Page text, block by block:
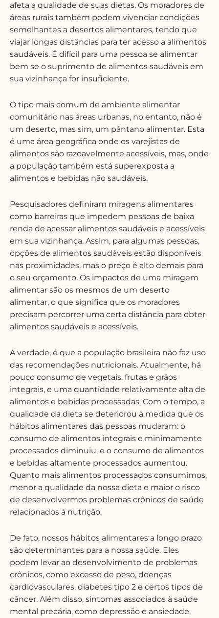
afeta a qualidade de suas dietas. Os moradores de
áreas rurais também podem vivenciar condições
semelhantes a desertos alimentares, tendo que
viajar longas distâncias para ter acesso a alimentos
saudáveis. É difícil para uma pessoa se alimentar
bem se o suprimento de alimentos saudáveis em
sua vizinhança for insuficiente.
O tipo mais comum de ambiente alimentar
comunitário nas áreas urbanas, no entanto, não é
um deserto, mas sim, um pântano alimentar. Esta
é uma área geográfica onde os varejistas de
alimentos são razoavelmente acessíveis, mas, onde
a população também está superexposta a
alimentos e bebidas não saudáveis.
Pesquisadores definiram miragens alimentares
como barreiras que impedem pessoas de baixa
renda de acessar alimentos saudáveis e acessíveis
em sua vizinhança. Assim, para algumas pessoas,
opções de alimentos saudáveis estão disponíveis
nas proximidades, mas o preço é alto demais para
o seu orçamento. Os impactos de uma miragem
alimentar são os mesmos de um deserto
alimentar, o que significa que os moradores
precisam percorrer uma certa distância para obter
alimentos saudáveis e acessíveis.
A verdade, é que a população brasileira não faz uso
das recomendações nutricionais. Atualmente, há
pouco consumo de vegetais, frutas e grãos
integrais, e uma quantidade relativamente alta de
alimentos e bebidas processadas. Com o tempo, a
qualidade da dieta se deteriorou à medida que os
hábitos alimentares das pessoas mudaram: o
consumo de alimentos integrais e minimamente
processados diminuiu, e o consumo de alimentos
e bebidas altamente processados aumentou.
Quanto mais alimentos processados consumimos,
menor a qualidade da nossa dieta e maior o risco
de desenvolvermos problemas crônicos de saúde
relacionados à nutrição.
De fato, nossos hábitos alimentares a longo prazo
são determinantes para a nossa saúde. Eles
podem levar ao desenvolvimento de problemas
crônicos, como excesso de peso, doenças
cardiovasculares, diabetes tipo 2 e certos tipos de
câncer. Além disso, sintomas associados à saúde
mental precária, como depressão e ansiedade,